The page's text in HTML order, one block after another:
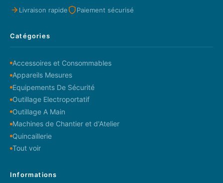
Livraison rapide Paiement sécurisé
Catégories
Accessoires et Consommables
Appareils Mesures
Equipements De Sécurité
Outillage Electroportatif
Outillage A Main
Machines de Chantier et d'Atelier
Quincaillerie
Tout voir
Informations